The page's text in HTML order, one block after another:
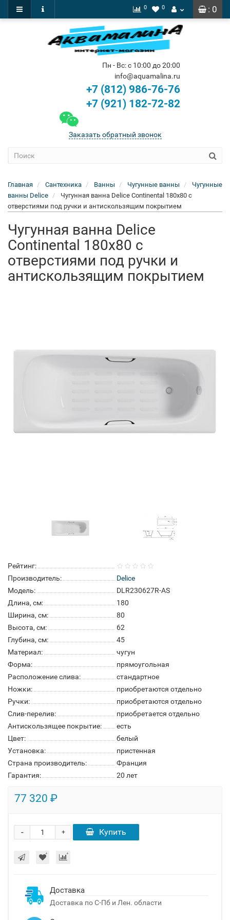
: 0
0 0
Пн - Вс: с 10:00 до 20:00
info@aquamalina.ru
+7 (812) 986-76-76
+7 (921) 182-72-82
Заказать обратный звонок
Главная Сантехника Ванны Чугунные ванны
Чугунные
ванны Delice
Чугунная ванна Delice Continental 180x80 с
отверстиями под ручки и антискользящим покрытием
Чугунная ванна Delice
Continental 180x80 с
отверстиями под ручки и
антискользящим покрытием
Рейтинг:
Производитель:
Delice
Модель:
DLR230627R-AS
Длина, см:
180
Ширина, см:
80
Высота, см:
62
Глубина, см:
45
Материал:
чугун
Форма:
прямоугольная
Расположение слива:
стандартное
Ножки:
приобретаются отдельно
Ручки:
приобретаются отдельно
Слив-перелив:
приобретается отдельно
Антискользящее покрытие:
есть
Цвет:
белый
Установка:
пристенная
Страна производитель:
Франция
Гарантия:
20 лет
77 320 ₽
+
- Купить
Доставка
Доставка по С-Пб и Лен. области